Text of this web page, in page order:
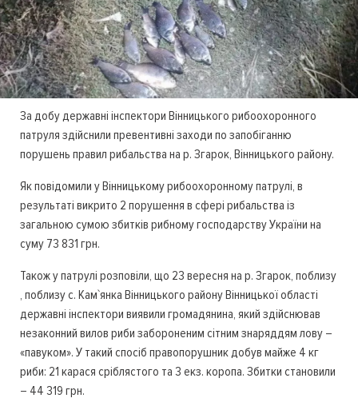
За добу державні інспектори Вінницького рибоохоронного
патруля здійснили превентивні заходи по запобіганню
порушень правил рибальства на р. Згарок, Вінницького району.
Як повідомили у Вінницькому рибоохоронному патрулі, в
результаті викрито 2 порушення в сфері рибальства із
загальною сумою збитків рибному господарству України на
суму 73 831 грн.
Також у патрулі розповіли, що 23 вересня на р. Згарок, поблизу
, поблизу с. Кам`янка Вінницького району Вінницької області
державні інспектори виявили громадянина, який здійснював
незаконний вилов риби забороненим сітним знаряддям лову –
«павуком». У такий спосіб правопорушник добув майже 4 кг
риби: 21 карася сріблястого та 3 екз. коропа. Збитки становили
– 44 319 грн.